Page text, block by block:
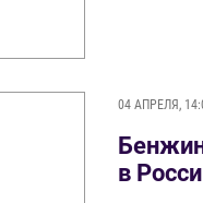
04 АПРЕЛЯ,
в